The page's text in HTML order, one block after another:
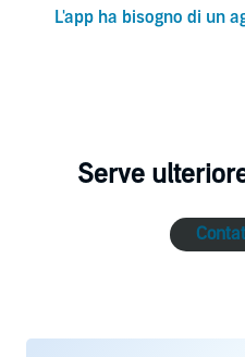
L'app ha bisogno di un
Serve